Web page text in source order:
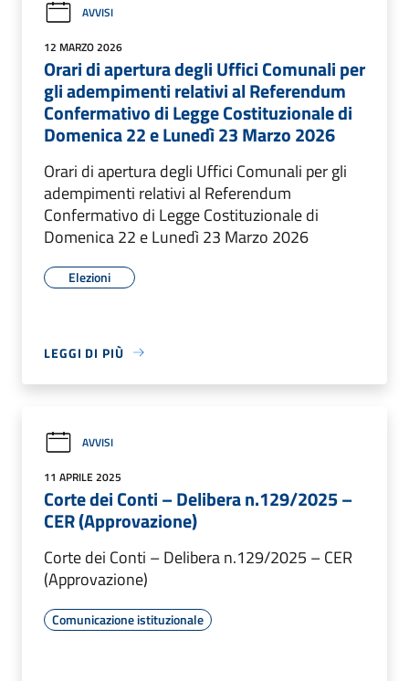
AVVISI
12 MARZO 2026
Orari di apertura degli Uffici Comunali per
gli adempimenti relativi al Referendum
Confermativo di Legge Costituzionale di
Domenica 22 e Lunedì 23 Marzo 2026
Orari di apertura degli Uffici Comunali per gli
adempimenti relativi al Referendum
Confermativo di Legge Costituzionale di
Domenica 22 e Lunedì 23 Marzo 2026
Elezioni
LEGGI DI PIÙ
AVVISI
11 APRILE 2025
Corte dei Conti – Delibera n.129/2025 –
CER (Approvazione)
Corte dei Conti – Delibera n.129/2025 – CER
(Approvazione)
Comunicazione istituzionale